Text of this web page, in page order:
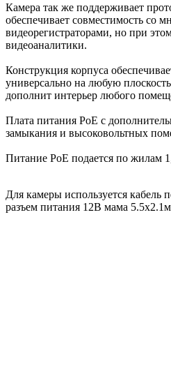
Камера так же поддерживает
обеспечивает совместимость со
видеорегистраторами, но при
видеоаналитики.
Конструкция корпуса
универсально на любую
дополнит интерьер любого
Плата питания РоЕ с
замыкания и высоковольтных
Питание PoE подается по жилам
Для камеры используется кабель
разъем питания 12В мама